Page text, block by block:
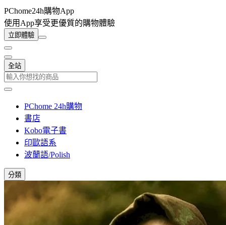
PChome24h購物App
使用App享受更優質的購物體驗
立即體驗
全站
PChome 24h購物
書店
Kobo電子書
印歐語系
波蘭語/Polish
分類